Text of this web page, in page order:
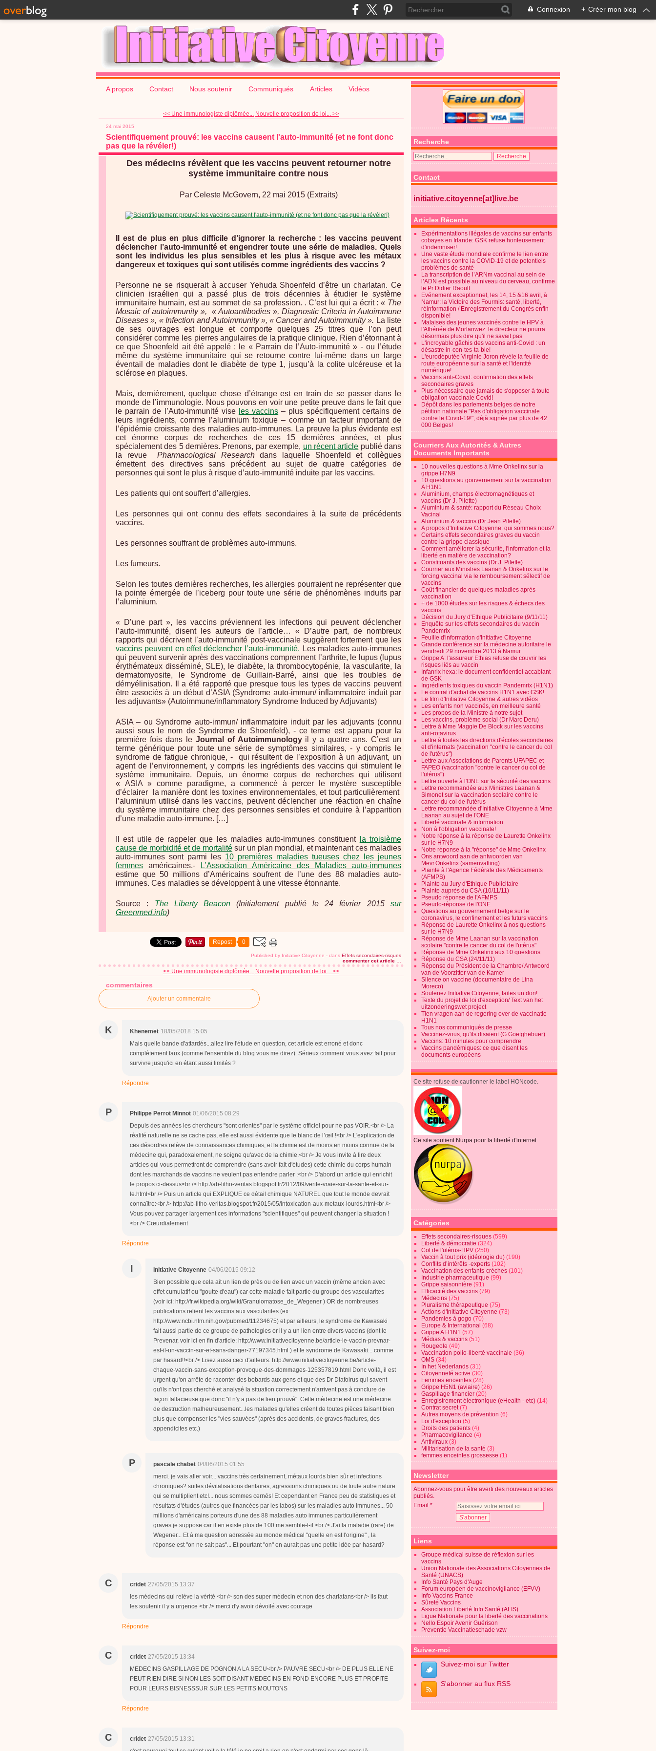
Connexion + Créer mon blog
A propos Contact Nous soutenir Communiqués Articles Vidéos
<< Une immunologiste diplômée... Nouvelle proposition de loi... >>
24 mai 2015
Scientifiquement prouvé: les vaccins causent l'auto-immunité (et ne font donc
pas que la révéler!)
Des médecins révèlent que les vaccins peuvent retourner notre
système immunitaire contre nous
Par Celeste McGovern, 22 mai 2015 (Extraits)
Il est de plus en plus difficile d’ignorer la recherche : les vaccins peuvent
déclencher l’auto-immunité et engendrer toute une série de maladies. Quels
sont les individus les plus sensibles et les plus à risque avec les métaux
dangereux et toxiques qui sont utilisés comme ingrédients des vaccins ?
Personne ne se risquerait à accuser Yehuda Shoenfeld d’être un charlatan. Ce
clinicien israélien qui a passé plus de trois décennies à étudier le système
immunitaire humain, est au sommet de sa profession. . C’est lui qui a écrit :« The
Mosaic of autoimmunity », « Autoantibodies », Diagnostic Criteria in Autoimmune
Diseases », « Infection and Autoimmunity », « Cancer and Autoimmunity ». La liste
de ses ouvrages est longue et comporte quelques 25 titres que l’on peut
considérer comme les pierres angulaires de la pratique clinique. Rien d’étonnant à
ce que Shoenfeld ait été appelé : le « Parrain de l’Auto-immunité » - ou l’étude
même du système immunitaire qui se retourne contre lui-même dans un large
éventail de maladies dont le diabète de type 1, jusqu’à la colite ulcéreuse et la
sclérose en plaques.
Mais, dernièrement, quelque chose d’étrange est en train de se passer dans le
monde de l’immunologie. Nous pouvons en voir une petite preuve dans le fait que
le parrain de l’Auto-immunité vise les vaccins – plus spécifiquement certains de
leurs ingrédients, comme l’aluminium toxique – comme un facteur important de
l’épidémie croissante des maladies auto-immunes. La preuve la plus évidente est
cet énorme corpus de recherches de ces 15 dernières années, et plus
spécialement des 5 dernières. Prenons, par exemple, un récent article publié dans
la revue Pharmacological Researchdans laquelle Shoenfeld et collègues
émettent des directives sans précédent au sujet de quatre catégories de
personnes qui sont le plus à risque d’auto-immunité induite par les vaccins.
Les patients qui ont souffert d’allergies.
Les personnes qui ont connu des effets secondaires à la suite de précédents
vaccins.
Les personnes souffrant de problèmes auto-immuns.
Les fumeurs.
Selon les toutes dernières recherches, les allergies pourraient ne représenter que
la pointe émergée de l’iceberg pour toute une série de phénomènes induits par
l’aluminium.
« D’une part », les vaccins préviennent les infections qui peuvent déclencher
l’auto-immunité, disent les auteurs de l’article… « D’autre part, de nombreux
rapports qui décrivent l’auto-immunité post-vaccinale suggèrent fortement que les
vaccins peuvent en effet déclencher l’auto-immunité. Les maladies auto-immunes
qui peuvent survenir après des vaccinations comprennent l’arthrite, le lupus (lupus
érythémateux disséminé, SLE), le diabète, la thrombocytopénie, la vascularite, la
dermatomyosite, le Syndrome de Guillain-Barré, ainsi que les troubles de
démyélinisation. Il a été rapporté que presque tous les types de vaccins peuvent
être associés à un début d’ASIA (Syndrome auto-immun/ inflammatoire induit par
les adjuvants» (Autoimmune/inflammatory Syndrome Induced by Adjuvants)
ASIA – ou Syndrome auto-immun/ inflammatoire induit par les adjuvants (connu
aussi sous le nom de Syndrome de Shoenfeld), - ce terme est apparu pour la
première fois dans le Journal of Autoimmunologyil y a quatre ans. C’est un
terme générique pour toute une série de symptômes similaires, - y compris le
syndrome de fatigue chronique, - qui résultent de l’exposition à un adjuvant, un
agent de l’environnement, y compris les ingrédients des vaccins qui stimulent le
système immunitaire. Depuis, un énorme corpus de recherches qui utilisent
« ASIA » comme paradigme, a commencé à percer le mystère susceptible
d’éclairer la manière dont les toxines environnementales, et tout particulièrement
l’aluminium utilisé dans les vaccins, peuvent déclencher une réaction en chaîne
du système immunitaire chez des personnes sensibles et conduire à l’apparition
d’une maladie auto-immune. […]
Il est utile de rappeler que les maladies auto-immunes constituent
la troisième
cause de morbidité et de mortalité sur un plan mondial, et maintenant ces maladies
auto-immunes sont parmi les 10 premières maladies tueuses chez les jeunes
femmes américaines.-
L’Association Américaine des Maladies auto-immunes
estime que 50 millions d’Américains soufrent de l’une des 88 maladies auto-
immunes. Ces maladies se développent à une vitesse étonnante.
Source : The Liberty Beacon (Initialement publié le 24 février 2015sur
Greenmed.info)
Repost 0
Published by Initiative Citoyenne - dans Effets secondaires-risques
commenter cet article
<< Une immunologiste diplômée... Nouvelle proposition de loi... >>
commentaires
Ajouter un commentaire
K Khenemet 18/05/2018 15:05
Mais quelle bande d'attardés...allez lire l'étude en question, cet article est erroné et donc
complètement faux (comme l'ensemble du blog vous me direz). Sérieux comment vous avez fait pour
survivre jusqu'ici en étant aussi limités ?
Répondre
P Philippe Perrot Minnot 01/06/2015 08:29
Depuis des années les chercheurs "sont orientés" par le système officiel pour ne pas VOIR.<br /> La
réalité naturelle ne se cache pas, elle est aussi évidente que le blanc de l’œil !<br /> L'explication de
ces désordres relève de connaissances chimiques, et la chimie est de moins en moins connue de la
médecine qui, paradoxalement, ne soigne qu'avec de la chimie.<br /> Je vous invite à lire deux
articles qui vous permettront de comprendre (sans avoir fait d'études) cette chimie du corps humain
dont les marchands de vaccins ne veulent pas entendre parler :<br /> D'abord un article qui enrichit
le propos ci-dessus<br /> http://ab-litho-veritas.blogspot.fr/2012/09/verite-vraie-sur-la-sante-et-sur-
le.html<br /> Puis un article qui EXPLIQUE ce détail chimique NATUREL que tout le monde devrait
connaître:<br /> http://ab-litho-veritas.blogspot.fr/2015/05/intoxication-aux-metaux-lourds.html<br />
Vous pouvez partager largement ces informations "scientifiques" qui peuvent changer la situation !
<br /> Cœurdialement
Répondre
I Initiative Citoyenne 04/06/2015 09:12
Bien possible que cela ait un lien de près ou de lien avec un vaccin (même ancien avec
effet cumulatif ou "goutte d'eau") car cette maladie fait partie du groupe des vascularites
(voir ici: http://fr.wikipedia.org/wiki/Granulomatose_de_Wegener ) OR de nombreuses
publications relient les vaccins aux vascularites (ex:
http://www.ncbi.nlm.nih.gov/pubmed/11234675) et par ailleurs, le syndrome de Kawasaki
fait aussi partie de ce groupe de pathologies or il y a un lien entre divers vaccins (dont le
Prevenar, voir ici en fin d'article: http://www.initiativecitoyenne.be/article-le-vaccin-prevnar-
est-il-un-vaccin-sur-et-sans-danger-77197345.html ) et le syndrome de Kawasaki... comme
par hasard!!<br /> Lisez aussi ceci d'ailleurs: http://www.initiativecitoyenne.be/article-
chaque-vaccin-sans-exception-provoque-des-dommages-125357819.html Donc voilà, il est
urgent qu'on arrête de raconter des bobards aux gens et que des Dr Diafoirus qui savent
qu'ils n'ont pas cherché et analysé la situation correctement n'arrivent pas à conclure de
façon fallacieuse que donc "il n'y a pas de lien prouvé". Cette médecine est une médecine
de destruction malheureusement...les malades qu'elles créent de toutes pièces faisant bien
plus que compenser les "vies sauvées" (après des accidents, de graves fractures, des
appendicites etc.)
P pascale chabet 04/06/2015 01:55
merci. je vais aller voir... vaccins très certainement, métaux lourds bien sûr et infections
chroniques? suites dévitalisations dentaires, agressions chimiques ou de toute autre nature
qui se multiplient etc!... nous sommes cernés! Et cependant en France peu de statistiques et
résultats d'études (autres que financées par les labos) sur les maladies auto immunes... 50
millions d'américains porteurs d'une des 88 maladies auto immunes particulièrement
graves je suppose car il en existe plus de 100 me semble-t-il.<br /> J'ai la maladie (rare) de
Wegener... Et à ma question adressée au monde médical "quelle en est l'origine" , la
réponse est "on ne sait pas"... Et pourtant "on" en aurait pas une petite idée par hasard?
C cridet 27/05/2015 13:37
les médecins qui relève la vérité <br /> son des super médecin et non des charlatans<br /> ils faut
les soutenir il y a urgence <br /> merci d'y avoir dévoilé avec courage
Répondre
C cridet 27/05/2015 13:34
MEDECINS GASPILLAGE DE POGNON A LA SECU<br /> PAUVRE SECU<br /> DE PLUS ELLE NE
PEUT RIEN DIRE SI NON LES SOIT DISANT MEDECINS EN FOND ENCORE PLUS ET PROFITE
POUR LEURS BISNESSSUR SUR LES PETITS MOUTONS
Répondre
C cridet 27/05/2015 13:31
Recherche
Contact
initiative.citoyenne[at]live.be
Articles Récents
Expérimentations illégales de vaccins sur enfants
cobayes en Irlande: GSK refuse honteusement
d'indemniser!
Une vaste étude mondiale confirme le lien entre
les vaccins contre la COVID-19 et de potentiels
problèmes de santé
La transcription de l’ARNm vaccinal au sein de
l’ADN est possible au niveau du cerveau, confirme
le Pr Didier Raoult
Evénement exceptionnel, les 14, 15 &16 avril, à
Namur: la Victoire des Fourmis: santé, liberté,
réinformation / Enregistrement du Congrès enfin
disponible!
Malaises des jeunes vaccinés contre le HPV à
l'Athénée de Morlanwez: le directeur ne pourra
désormais plus dire qu'il ne savait pas
L'incroyable gâchis des vaccins anti-Covid : un
désastre in-con-tes-ta-ble!
L'eurodéputée Virginie Joron révèle la feuille de
route européenne sur la santé et l'identité
numérique!
Vaccins anti-Covid: confirmation des effets
secondaires graves
Plus nécessaire que jamais de s'opposer à toute
obligation vaccinale Covid!
Dépôt dans les parlements belges de notre
pétition nationale "Pas d'obligation vaccinale
contre le Covid-19!", déjà signée par plus de 42
000 Belges!
Courriers Aux Autorités & Autres
Documents Importants
10 nouvelles questions à Mme Onkelinx sur la
grippe H7N9
10 questions au gouvernement sur la vaccination
A H1N1
Aluminium, champs électromagnétiques et
vaccins (Dr J. Pilette)
Aluminium & santé: rapport du Réseau Choix
Vacinal
Aluminium & vaccins (Dr Jean Pilette)
A propos d'Initiative Citoyenne: qui sommes nous?
Certains effets secondaires graves du vaccin
contre la grippe classique
Comment améliorer la sécurité, l'information et la
liberté en matière de vaccination?
Constituants des vaccins (Dr J. Pilette)
Courrier aux Ministres Laanan & Onkelinx sur le
forcing vaccinal via le remboursement sélectif de
vaccins
Coût financier de quelques maladies après
vaccination
+ de 1000 études sur les risques & échecs des
vaccins
Décision du Jury d'Ethique Publicitaire (9/11/11)
Enquête sur les effets secondaires du vaccin
Pandemrix
Feuille d'information d'Initiative Citoyenne
Grande conférence sur la médecine autoritaire le
vendredi 29 novembre 2013 à Namur
Grippe A: l'assureur Ethias refuse de couvrir les
risques liés au vaccin
Infanrix hexa: le document confidentiel accablant
de GSK
Ingrédients toxiques du vaccin Pandemrix (H1N1)
Le contrat d'achat de vaccins H1N1 avec GSK!
Le film d'Initiative Citoyenne & autres vidéos
Les enfants non vaccinés, en meilleure santé
Les propos de la Ministre à notre sujet
Les vaccins, problème social (Dr Marc Deru)
Lettre à Mme Maggie De Block sur les vaccins
anti-rotavirus
Lettre à toutes les directions d'écoles secondaires
et d'internats (vaccination "contre le cancer du col
de l'utérus")
Lettre aux Associations de Parents UFAPEC et
FAPEO (vaccination "contre le cancer du col de
l'utérus")
Lettre ouverte à l'ONE sur la sécurité des vaccins
Lettre recommandée aux Ministres Laanan &
Simonet sur la vaccination scolaire contre le
cancer du col de l'utérus
Lettre recommandée d'Initiative Citoyenne à Mme
Laanan au sujet de l'ONE
Liberté vaccinale & information
Non à l'obligation vaccinale!
Notre réponse à la réponse de Laurette Onkelinx
sur le H7N9
Notre réponse à la "réponse" de Mme Onkelinx
Ons antwoord aan de antwoorden van
Mevr.Onkelinx (samenvatting)
Plainte à l'Agence Fédérale des Médicaments
(AFMPS)
Plainte au Jury d'Ethique Publicitaire
Plainte auprès du CSA (10/11/11)
Pseudo réponse de l'AFMPS
Pseudo-réponse de l'ONE
Questions au gouvernement belge sur le
coronavirus, le confinement et les futurs vaccins
Réponse de Laurette Onkelinx à nos questions
sur le H7N9
Réponse de Mme Laanan sur la vaccination
scolaire "contre le cancer du col de l'utérus"
Réponse de Mme Onkelinx aux 10 questions
Réponse du CSA (24/11/11)
Réponse du Président de la Chambre/ Antwoord
van de Voorzitter van de Kamer
Silence on vaccine (documentaire de Lina
Moreco)
Soutenez Initiative Citoyenne, faites un don!
Texte du projet de loi d'exception/ Text van het
uitzonderingswet project
Tien vragen aan de regering over de vaccinatie
H1N1
Tous nos communiqués de presse
Vaccinez-vous, qu'ils disaient (G.Goetghebuer)
Vaccins: 10 minutes pour comprendre
Vaccins pandémiques: ce que disent les
documents européens
Ce site refuse de cautionner le label HONcode.
Ce site soutient Nurpa pour la liberté d'internet
Catégories
Effets secondaires-risques (599)
Liberté & démocratie (324)
Col de l'utérus-HPV (250)
Vaccin à tout prix (idéologie du) (190)
Conflits d’intérêts -experts (102)
Vaccination des enfants-crèches (101)
Industrie pharmaceutique (99)
Grippe saisonnière (91)
Efficacité des vaccins (79)
Médecins (75)
Pluralisme thérapeutique (75)
Actions d'Initiative Citoyenne (73)
Pandémies à gogo (70)
Europe & International (68)
Grippe A H1N1 (57)
Médias & vaccins (51)
Rougeole (49)
Vaccination polio-liberté vaccinale (36)
OMS (34)
In het Nederlands (31)
Citoyenneté active (30)
Femmes enceintes (28)
Grippe H5N1 (aviaire) (26)
Gaspillage financier (20)
Enregistrement électronique (eHealth - etc) (14)
Contrat secret(7)
Autres moyens de prévention (6)
Loi d'exception (5)
Droits des patients (4)
Pharmacovigilance (4)
Antiviraux (3)
Militarisation de la santé (3)
femmes enceintes grossesse (1)
Newsletter
Abonnez-vous pour être averti des nouveaux articles
publiés.
Email
Liens
Groupe médical suisse de réflexion sur les
vaccins
Union Nationale des Associations Citoyennes de
Santé (UNACS)
Info Santé Pays d'Auge
Forum européen de vaccinovigilance (EFVV)
Info Vaccins France
Sûreté Vaccins
Association Liberté Info Santé (ALIS)
Ligue Nationale pour la liberté des vaccinations
Nello Espoir Avenir Guérison
Preventie Vaccinatieschade vzw
Suivez-moi
Suivez-moi sur Twitter
S'abonner au flux RSS